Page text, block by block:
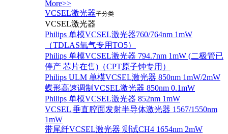
More>>
VCSEL激光器子分类
VCSEL激光器
Philips 单模VCSEL激光器760/764nm 1mW
（TDLAS氧气专用TO5）
Philips 单模VCSEL激光器 794.7nm 1mW (二极管已
停产 芯片在售)（CPT原子钟专用）
Philips ULM 单模VCSEL激光器 850nm 1mW/2mW
蝶形高速调制VCSEL激光器 850nm 0.1mW
Philips 单模VCSEL激光器 852nm 1mW
VCSEL 垂直腔面发射半导体激光器 1567/1550nm
1mW
带尾纤VCSEL激光器 测试CH4 1654nm 2mW